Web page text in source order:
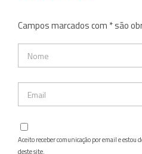
Campos marcados com * são
Aceito receber comunicação por email e estou
deste site.